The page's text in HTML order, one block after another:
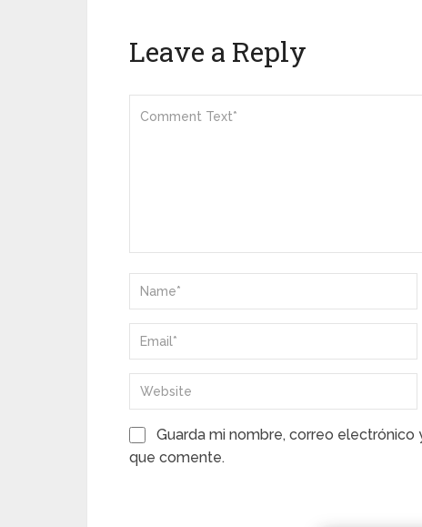
Leave a Reply
Guarda mi nombre, correo
que comente.